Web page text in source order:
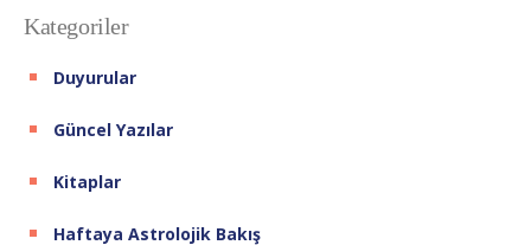
Kategoriler
Duyurular
Güncel Yazılar
Kitaplar
Haftaya Astrolojik Bakış